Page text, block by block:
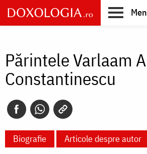
Skip
to
main
Părintele Varlaam
Constantinescu
Biografie Articole despre autor